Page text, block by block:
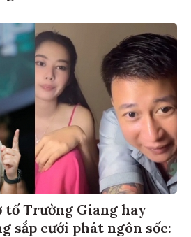
tố Trường Giang hay
sắp cưới phát ngôn sốc: